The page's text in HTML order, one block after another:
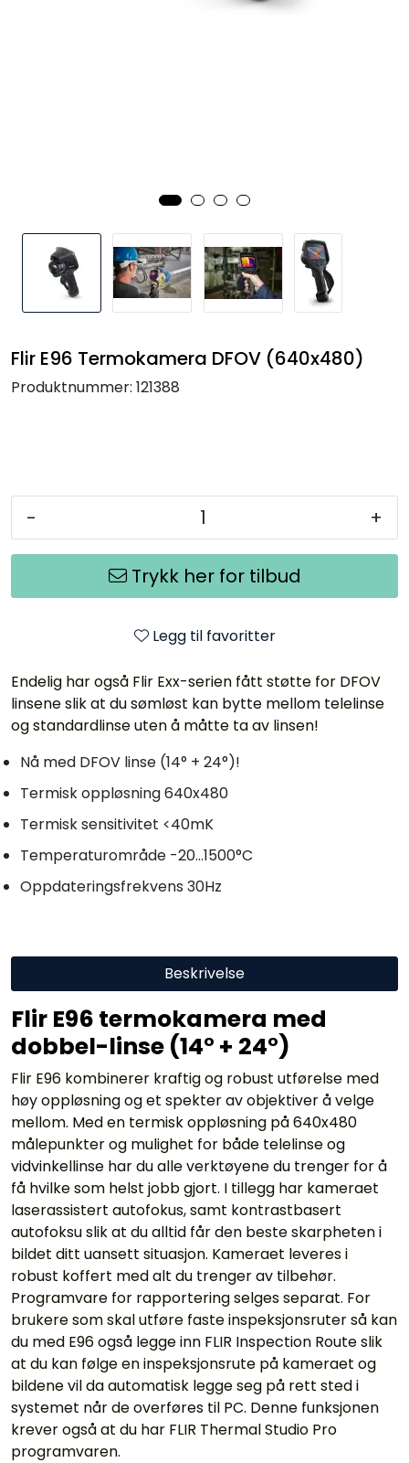
Flir E96 Termokamera DFOV (640x480)
Produktnummer: 121388
- +
Trykk her for tilbud
Legg til favoritter
Endelig har også Flir Exx-serien fått støtte for DFOV
linsene slik at du sømløst kan bytte mellom telelinse
og standardlinse uten å måtte ta av linsen!
Nå med DFOV linse (14° + 24°)!
Termisk oppløsning 640x480
Termisk sensitivitet <40mK
Temperaturområde -20...1500°C
Oppdateringsfrekvens 30Hz
Beskrivelse
Flir E96 termokamera med
dobbel-linse (14° + 24°)
Flir E96 kombinerer kraftig og robust utførelse med
høy oppløsning og et spekter av objektiver å velge
mellom. Med en termisk oppløsning på 640x480
målepunkter og mulighet for både telelinse og
vidvinkellinse har du alle verktøyene du trenger for å
få hvilke som helst jobb gjort. I tillegg har kameraet
laserassistert autofokus, samt kontrastbasert
autofoksu slik at du alltid får den beste skarpheten i
bildet ditt uansett situasjon. Kameraet leveres i
robust koffert med alt du trenger av tilbehør.
Programvare for rapportering selges separat. For
brukere som skal utføre faste inspeksjonsruter så kan
du med E96 også legge inn FLIR Inspection Route slik
at du kan følge en inspeksjonsrute på kameraet og
bildene vil da automatisk legge seg på rett sted i
systemet når de overføres til PC. Denne funksjonen
krever også at du har FLIR Thermal Studio Pro
programvaren.
Kampanjer
Outlet